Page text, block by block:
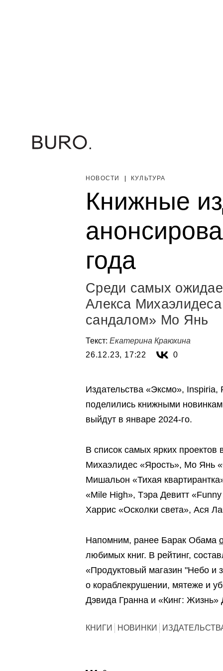
НОВОСТИ КУЛЬТУРА
Книжные
года
Среди самых
Алекса
сандалом» Мо Янь
Текст: Екатерина Краюхина
26.12.23, 17:22
0
Издательства «Эксмо»,
поделились книжными
выйдут в январе 2024-го.
В список самых ярких
Михаэлидес «Ярость», Мо Янь
Мишальон «Тихая
«Mile High», Тэра Девитт
Харрис «Осколки света», Ася
Напомним, ранее Барак Обама
любимых книг. В рейтинг,
«Продуктовый магазин "Небо и
о кораблекрушении, мятеже и
Дэвида Гранна и «Кинг:
КНИГИ НОВИНКИ